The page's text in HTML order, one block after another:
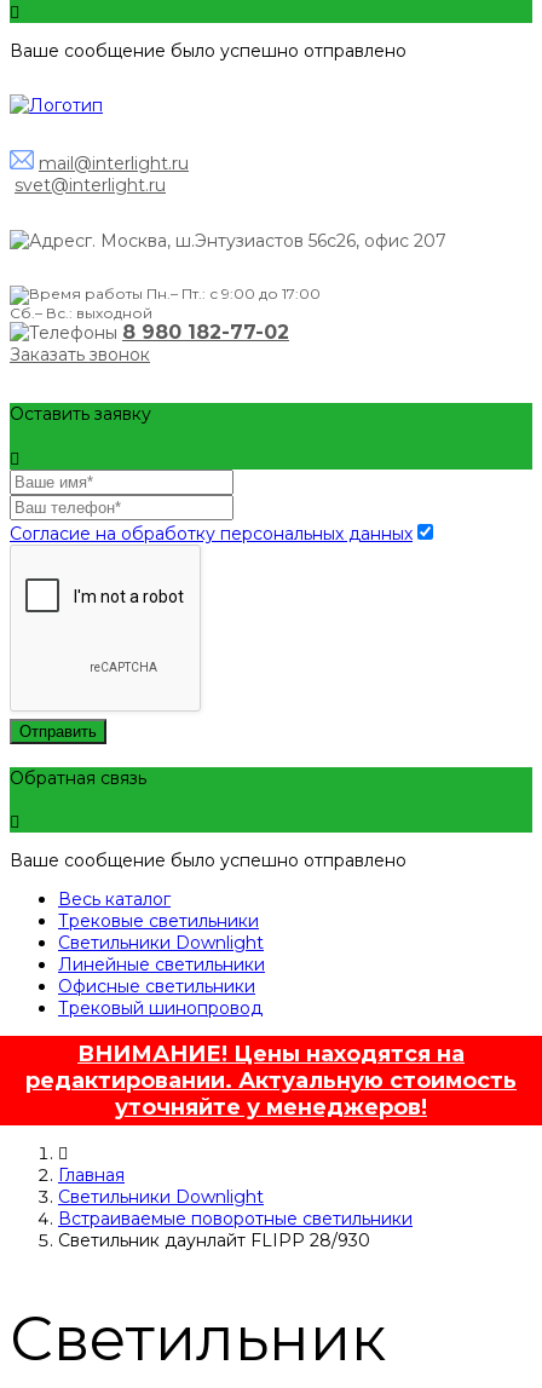
Ваше сообщение было успешно отправлено
mail@interlight.ru
svet@interlight.ru
г. Москва, ш.Энтузиастов 56с26, офис 207
Пн.– Пт.: с 9:00 до 17:00
Сб.– Вс.: выходной
8 980 182-77-02
Заказать звонок
Оставить заявку
Согласие на обработку персональных данных
Отправить
Обратная связь
Ваше сообщение было успешно отправлено
Весь каталог
Трековые светильники
Светильники Downlight
Линейные светильники
Офисные светильники
Трековый шинопровод
ВНИМАНИЕ! Цены находятся на
редактировании. Актуальную стоимость
уточняйте у менеджеров!
Главная
Светильники Downlight
Встраиваемые поворотные светильники
Светильник даунлайт FLIPP 28/930
Светильник